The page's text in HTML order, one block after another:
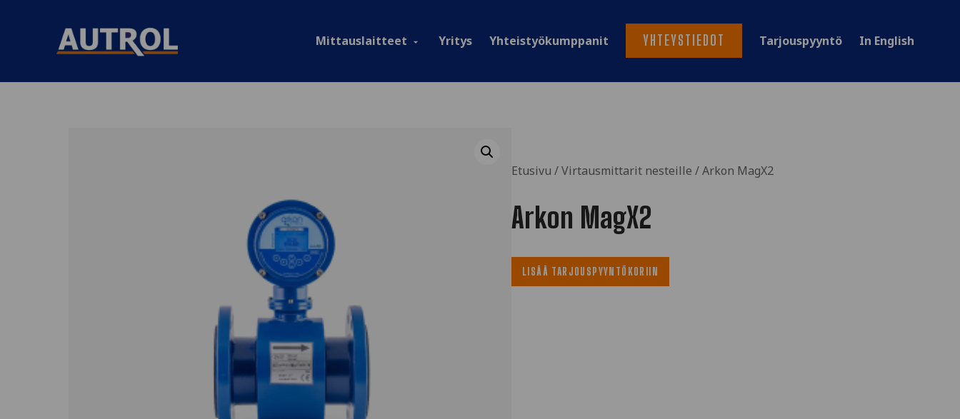
Mittauslaitteet
Yritys Yhteistyökumppanit YHTEYSTIEDOT Tarjouspyyntö In English
Etusivu /Virtausmittarit nesteille / Arkon MagX2
Arkon MagX2
LISÄÄ TARJOUSPYYNTÖKORIIN